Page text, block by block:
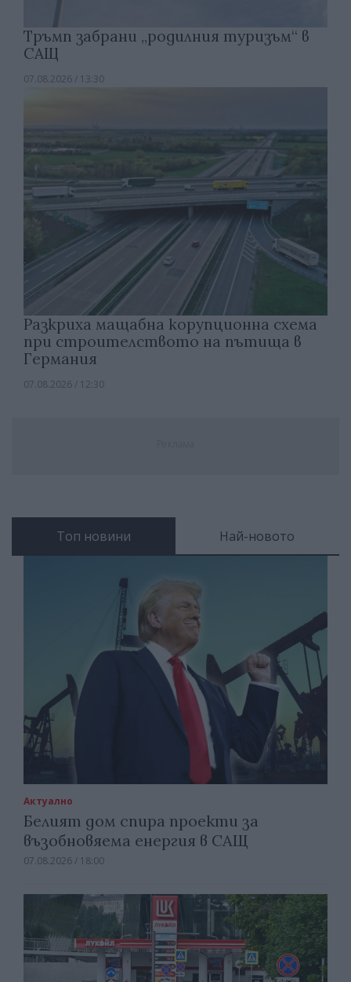
Тръмп забрани „родилния туризъм“ в
САЩ
07.08.2026 / 13:30
Разкриха мащабна корупционна схема
при строителството на пътища в
Германия
07.08.2026 / 12:30
Топ новини Най-новото
Актуално
Белият дом спира проекти за
възобновяема енергия в САЩ
07.08.2026 / 18:00